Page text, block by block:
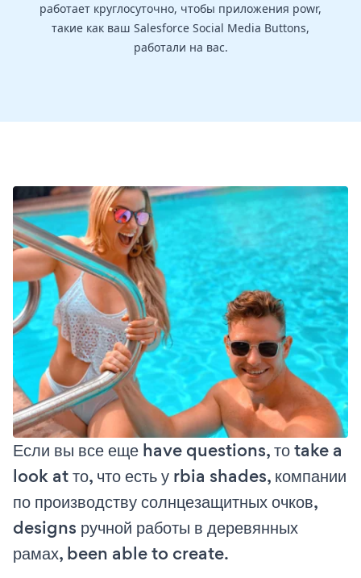
работает круглосуточно, чтобы приложения powr,
такие как ваш Salesforce Social Media Buttons,
работали на вас.
Если вы все еще have questions, то take a
look at то, что есть у rbia shades, компании
по производству солнцезащитных очков,
designs ручной работы в деревянных
рамах, been able to create.